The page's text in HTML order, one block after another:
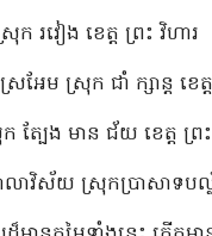
រវៀង ខេត្ត ព្រះ វិហារ
ែម ស្រុក ជាំ ក្សាន្ត ខេត្
បែង មាន ជ័យ ខេត្ត ព្រះ
វិស័យ ស្រុកប្រាសាទបល្ល័